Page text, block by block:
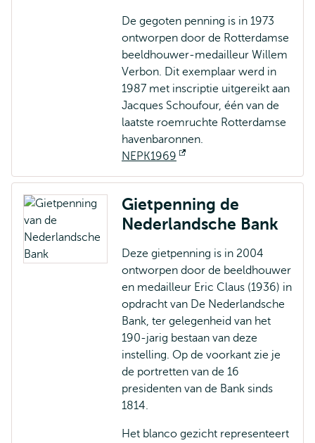
De gegoten penning is in 1973
ontworpen door de Rotterdamse
beeldhouwer-medailleur Willem
Verbon. Dit exemplaar werd in
1987 met inscriptie uitgereikt aan
Jacques Schoufour, één van de
laatste roemruchte Rotterdamse
havenbaronnen.
NEPK1969
extern
Gietpenning de
Nederlandsche Bank
Deze gietpenning is in 2004
ontworpen door de beeldhouwer
en medailleur Eric Claus (1936) in
opdracht van De Nederlandsche
Bank, ter gelegenheid van het
190-jarig bestaan van deze
instelling. Op de voorkant zie je
de portretten van de 16
presidenten van de Bank sinds
1814.
Het blanco gezicht representeert